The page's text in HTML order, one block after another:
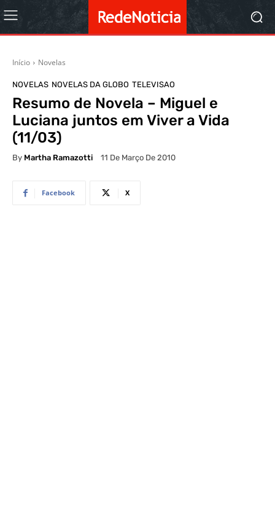
Início Novelas
NOVELAS NOVELAS DA GLOBO TELEVISAO
Resumo de Novela – Miguel e
Luciana juntos em Viver a Vida
(11/03)
By Martha Ramazotti 11 De Março De 2010
Facebook X